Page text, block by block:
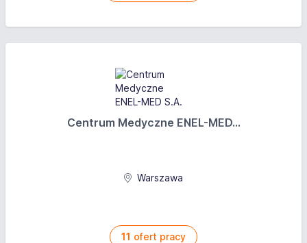
aktywny udział w pracach Zespołu Terapeutyczno-
Opiekuńczego. Praca zmianowa w godz.: 8.00-
w wolne dni. [Zgłoszenia: e-mail:
rehabilitacja@dpsmatysiaki.waw.pl]
Oferujemy
Opis wynagrodzenia: + dodatek stażowy + dodatek
System wynagrodzenia: Czasowy ze stawką
Centrum Medyczne ENEL-MED...
Warszawa
11 ofert pracy